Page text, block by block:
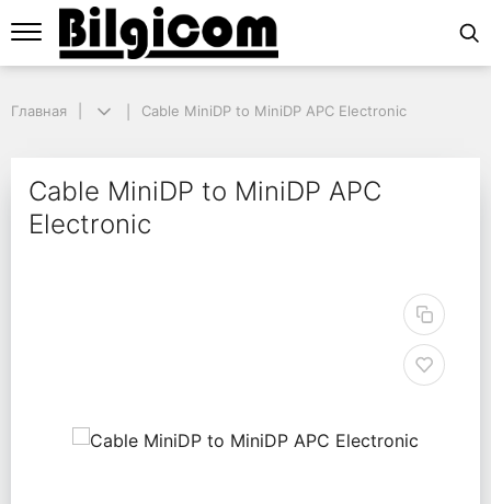
Cable MiniDP to MiniDP APC Electronic
Главная Cable MiniDP to MiniDP APC Electronic
Cable MiniDP to MiniDP APC
Electronic